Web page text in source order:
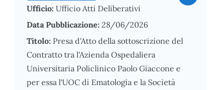
Ufficio: Ufficio Atti Deliberativi
Data Pubblicazione: 28/06/2026
Titolo: Presa d'Atto della sottoscrizione del
Contratto tra l'Azienda Ospedaliera
Universitaria Policlinico Paolo Giaccone e
per essa l'UOC di Ematologia e la Società